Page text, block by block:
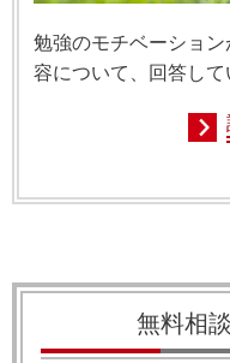
勉強のモチベーショ
容について、回答して
無料相